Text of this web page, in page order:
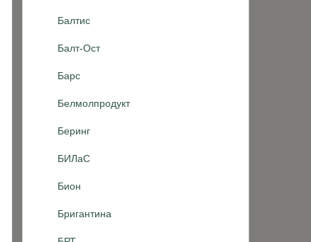
Балтис
Балт-Ост
Барс
Белмолпродукт
Беринг
БИЛаС
Бион
Бригантина